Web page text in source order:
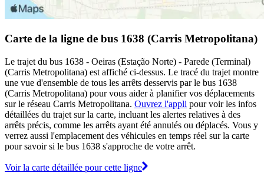
Carte de la ligne de bus 1638 (Carris Metropolitana)
Le trajet du bus 1638 - Oeiras (Estação Norte) - Parede (Terminal)
(Carris Metropolitana) est affiché ci-dessus. Le tracé du trajet montre
une vue d'ensemble de tous les arrêts desservis par le bus 1638
(Carris Metropolitana) pour vous aider à planifier vos déplacements
sur le réseau Carris Metropolitana. Ouvrez l'appli pour voir les infos
détaillées du trajet sur la carte, incluant les alertes relatives à des
arrêts précis, comme les arrêts ayant été annulés ou déplacés. Vous y
verrez aussi l'emplacement des véhicules en temps réel sur la carte
pour savoir si le bus 1638 s'approche de votre arrêt.
Voir la carte détaillée pour cette ligne